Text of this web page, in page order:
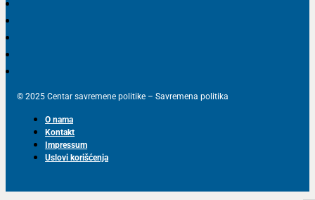
© 2025 Centar savremene politike – Savremena politika
O nama
Kontakt
Impressum
Uslovi korišćenja